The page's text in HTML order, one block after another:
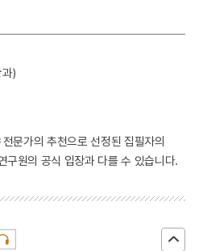
)
문가의 추천으로 선정된 집필자의
구원의 공식 입장과 다를 수 있습니다.